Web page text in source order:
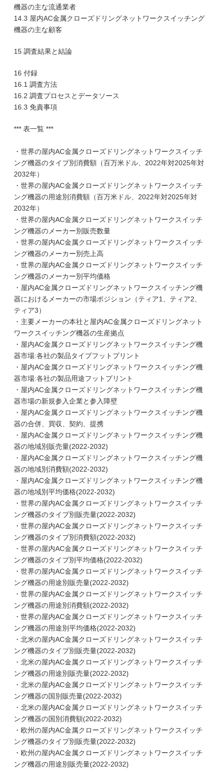
機器の主な流通業者
14.3 屋内AC金属クローズドリングネットワークスイッチング
機器の主な顧客
15 調査結果と結論
16 付録
16.1 調査方法
16.2 調査プロセスとデータソース
16.3 免責事項
*** 表一覧 ***
・世界の屋内AC金属クローズドリングネットワークスイッチ
ング機器のタイプ別消費額（百万米ドル、2022年対2025年対
2032年）
・世界の屋内AC金属クローズドリングネットワークスイッチ
ング機器の用途別消費額（百万米ドル、2022年対2025年対
2032年）
・世界の屋内AC金属クローズドリングネットワークスイッチ
ング機器のメーカー別販売数量
・世界の屋内AC金属クローズドリングネットワークスイッチ
ング機器のメーカー別売上高
・世界の屋内AC金属クローズドリングネットワークスイッチ
ング機器のメーカー別平均価格
・屋内AC金属クローズドリングネットワークスイッチング機
器におけるメーカーの市場ポジション（ティア1、ティア2、
ティア3）
・主要メーカーの本社と屋内AC金属クローズドリングネット
ワークスイッチング機器の生産拠点
・屋内AC金属クローズドリングネットワークスイッチング機
器市場:各社の製品タイプフットプリント
・屋内AC金属クローズドリングネットワークスイッチング機
器市場:各社の製品用途フットプリント
・屋内AC金属クローズドリングネットワークスイッチング機
器市場の新規参入企業と参入障壁
・屋内AC金属クローズドリングネットワークスイッチング機
器の合併、買収、契約、提携
・屋内AC金属クローズドリングネットワークスイッチング機
器の地域別販売量(2022-2032)
・屋内AC金属クローズドリングネットワークスイッチング機
器の地域別消費額(2022-2032)
・屋内AC金属クローズドリングネットワークスイッチング機
器の地域別平均価格(2022-2032)
・世界の屋内AC金属クローズドリングネットワークスイッチ
ング機器のタイプ別販売量(2022-2032)
・世界の屋内AC金属クローズドリングネットワークスイッチ
ング機器のタイプ別消費額(2022-2032)
・世界の屋内AC金属クローズドリングネットワークスイッチ
ング機器のタイプ別平均価格(2022-2032)
・世界の屋内AC金属クローズドリングネットワークスイッチ
ング機器の用途別販売量(2022-2032)
・世界の屋内AC金属クローズドリングネットワークスイッチ
ング機器の用途別消費額(2022-2032)
・世界の屋内AC金属クローズドリングネットワークスイッチ
ング機器の用途別平均価格(2022-2032)
・北米の屋内AC金属クローズドリングネットワークスイッチ
ング機器のタイプ別販売量(2022-2032)
・北米の屋内AC金属クローズドリングネットワークスイッチ
ング機器の用途別販売量(2022-2032)
・北米の屋内AC金属クローズドリングネットワークスイッチ
ング機器の国別販売量(2022-2032)
・北米の屋内AC金属クローズドリングネットワークスイッチ
ング機器の国別消費額(2022-2032)
・欧州の屋内AC金属クローズドリングネットワークスイッチ
ング機器のタイプ別販売量(2022-2032)
・欧州の屋内AC金属クローズドリングネットワークスイッチ
ング機器の用途別販売量(2022-2032)